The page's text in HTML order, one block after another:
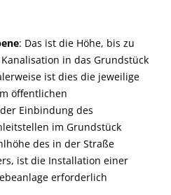
: Das ist die Höhe, bis zu
in das Grundstück
ist dies die jeweilige
öffentlichen
Einbindung des
im Grundstück
des in der Straße
ist die Installation einer
erforderlich